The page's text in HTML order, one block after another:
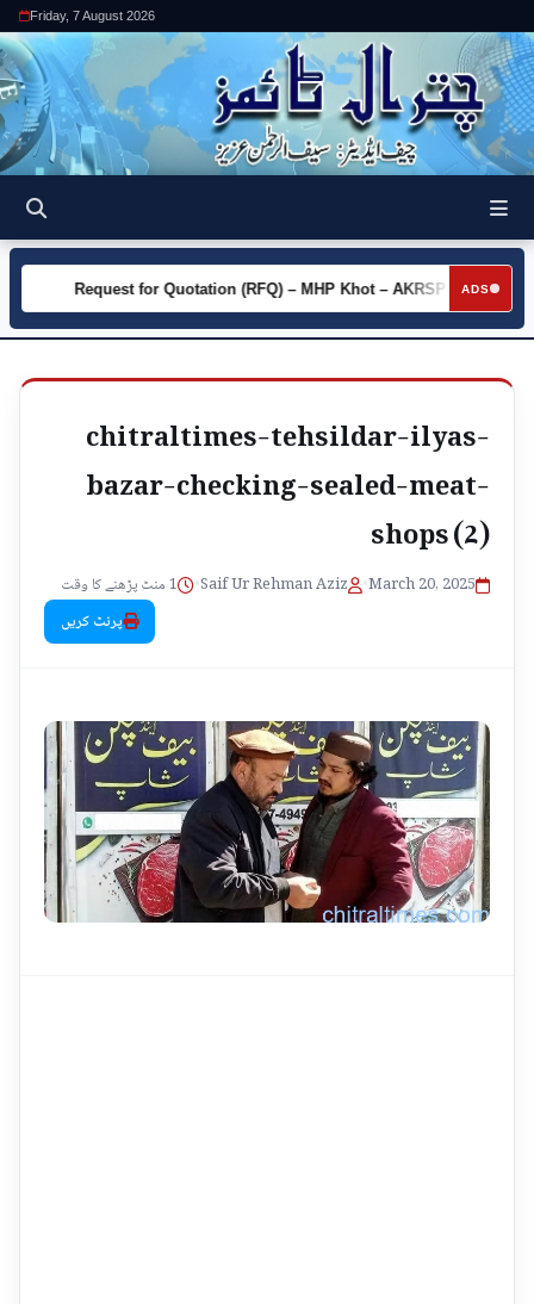
Friday, 7 August 2026
ADS
►
Request for Quotation (RFQ) – MHP Khot – AKRSP
chitraltimes-tehsildar-ilyas-
bazar-checking-sealed-meat-
shops (2)
March 20, 2025
•
Saif Ur Rehman Aziz
•
1 منٹ پڑھنے کا وقت
پرنٹ کریں